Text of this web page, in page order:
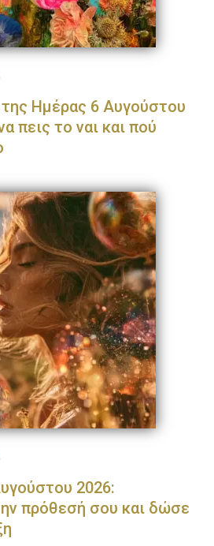
της Ημέρας 6 Αυγούστου
πεις το ναι και πού
2026:
πρόθεσή σου και δώσε